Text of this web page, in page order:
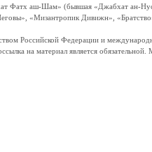
Фатх аш-Шам» (бывшая «Джабхат ан-
«Мизантропик Дивижн»,
Российской Федерации и
на материал является